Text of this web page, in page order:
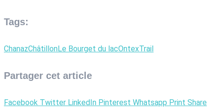
Tags:
ChanazChâtillonLe Bourget du lacOntexTrail
Partager cet article
Facebook Twitter LinkedIn Pinterest Whatsapp Print Share